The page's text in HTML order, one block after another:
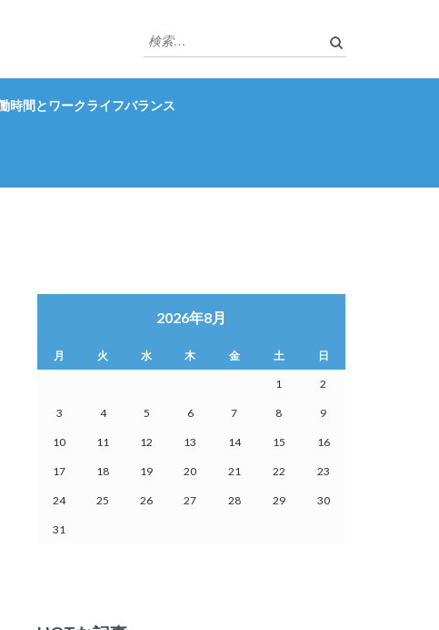
検
索:
時間とワークライフバランス
2026年8月
月 火 水 木 金 土 日
1 2
3 4 5 6 7 8 9
10 11 12 13 14 15 16
17 18 19 20 21 22 23
24 25 26 27 28 29 30
31